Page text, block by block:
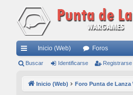
nl
Inicio (Web) Foros
Buscar Identificarse Registrarse
Inicio (Web) Foro Punta de Lanza